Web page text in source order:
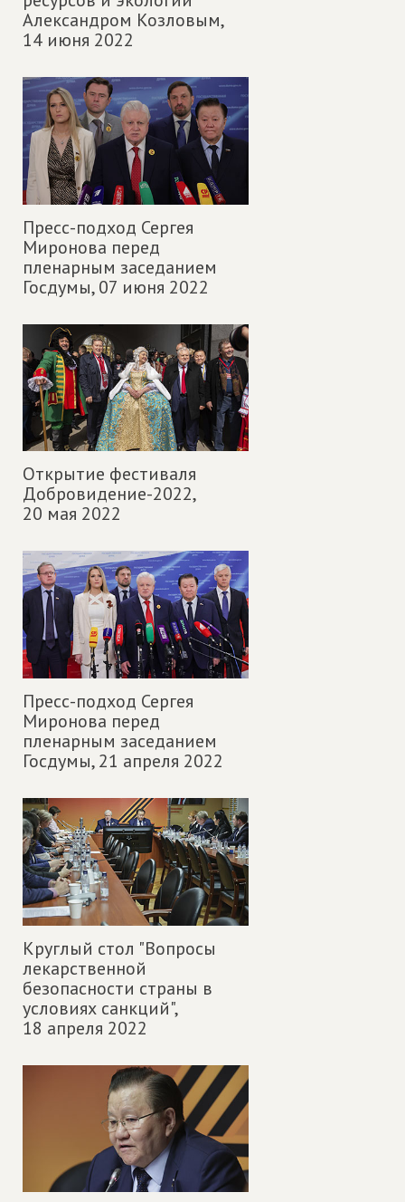
Александром Козловым,
14 июня 2022
Пресс-подход Сергея
Миронова перед
пленарным заседанием
Госдумы,07 июня 2022
Открытие фестиваля
Добровидение-2022,
20 мая 2022
Пресс-подход Сергея
Миронова перед
пленарным заседанием
Госдумы,21 апреля 2022
Круглый стол "Вопросы
лекарственной
безопасности страны в
условиях санкций",
18 апреля 2022